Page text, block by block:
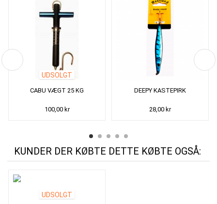
UDSOLGT
CABU VÆGT 25 KG
100,00 kr
DEEPY KASTEPIRK
28,00 kr
KUNDER DER KØBTE DETTE KØBTE OGSÅ:
UDSOLGT